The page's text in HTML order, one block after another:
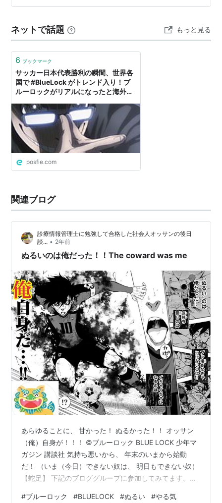
奮冷めやらぬまま、勢いのままに、 感想、と呼ぶほどで
対戦よろしくお願い致します。長いよ。 ※当然ながら、
アニメの内容のネタ…
ネットで話題 もっと見る
6 ブックマーク
サッカー日本代表勝利の瞬間、世界各
国で #BlueLock がトレンド入り！ブ
ルーロックがリアルになったと海外フ
posfie.com
関連ブログ
診療情報管理士に勉強して合格した社会人オッサンの後日
談... • 2年前
ぬるいのは俺だった！！The coward was me
あらゆることに、 甘かった！ ぬるかった！！ オッサン
（俺）自身が！！！ ©ブルーロック BLUE LOCK 少年マ
ガジン 講談社 気持ち悪いから、 年末のいまから始動
だ！ （いま（今日）できない奴は、 明日もできない奴）
【蛇足】 下記のブロググループに参加してみてます。ブ
#ブルーロック #BLUELOCK #ぬるい #やる気